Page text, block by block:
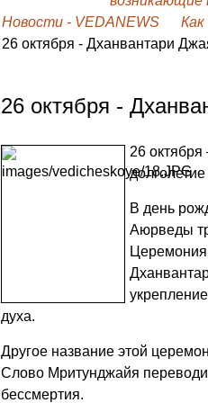
Новости - VEDANEWS
Как
26 октября - Дханвантари
26 октября -
26
долголетие
В день
Аюрведы
Церемония
духа.
Другое название этой
Слово Мритунджайя
бессмертия.